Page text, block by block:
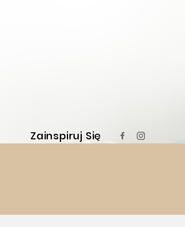
Zainspiruj Się